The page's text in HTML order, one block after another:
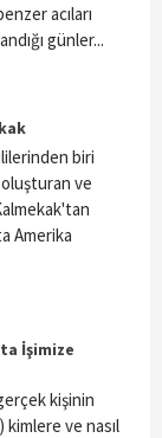
acıları
günler...
biri
ve
Amerika
İşimize
kişinin
kimlere ve nasıl